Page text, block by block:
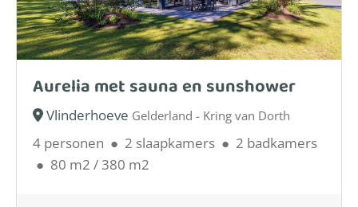
Aurelia met sauna en sunshower
Vlinderhoeve Gelderland - Kring van Dorth
4 personen ● 2 slaapkamers ● 2 badkamers
● 80 m2 / 380 m2